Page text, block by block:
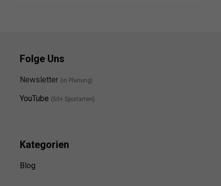
Folge Uns
Newsletter (in Planung)
YouTube (50+ Sportarten)
Kategorien
Blog